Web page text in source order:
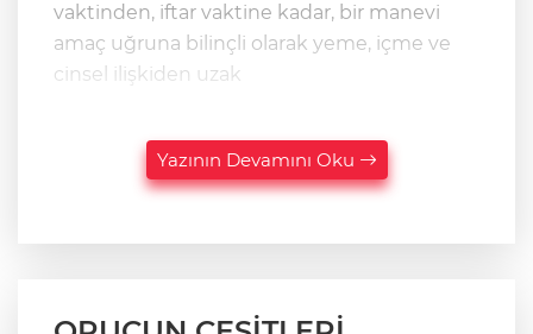
vaktinden, iftar vaktine kadar, bir manevi
amaç uğruna bilinçli olarak yeme, içme ve
cinsel ilişkiden uzak
Yazının Devamını Oku